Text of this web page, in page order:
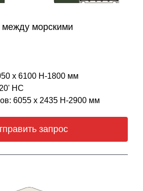
морскими
х 6100 Н-1800 мм
НС
6055 х 2435 Н-2900 мм
запрос